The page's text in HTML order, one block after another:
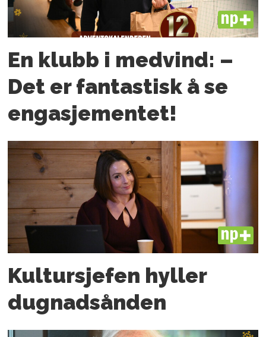
PLUS
En klubb i medvind: –
Det er fantastisk å se
engasjementet!
PLUS
Kultursjefen hyller
dugnadsånden